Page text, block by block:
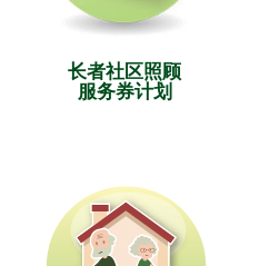
长者社区照顾
服务券计划